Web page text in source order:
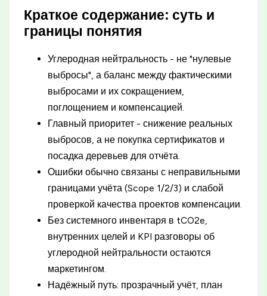
Краткое содержание: суть и
границы понятия
Углеродная нейтральность - не "нулевые
выбросы", а баланс между фактическими
выбросами и их сокращением,
поглощением и компенсацией.
Главный приоритет - снижение реальных
выбросов, а не покупка сертификатов и
посадка деревьев для отчёта.
Ошибки обычно связаны с неправильными
границами учёта (Scope 1/2/3) и слабой
проверкой качества проектов компенсации.
Без системного инвентаря в tCO2e,
внутренних целей и KPI разговоры об
углеродной нейтральности остаются
маркетингом.
Надёжный путь: прозрачный учёт, план